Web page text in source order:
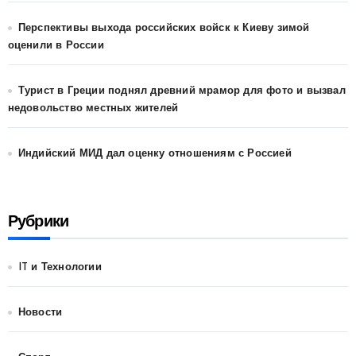
Перспективы выхода российских войск к Киеву зимой
оценили в России
Турист в Греции поднял древний мрамор для фото и вызвал
недовольство местных жителей
Индийский МИД дал оценку отношениям с Россией
Рубрики
IT и Технологии
Новости